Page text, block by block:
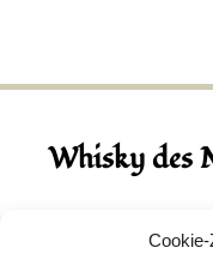
Whisky des
August 2026